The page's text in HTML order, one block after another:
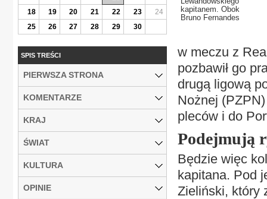
kapitanem. Obok
Bruno Fernandes
w meczu z
pozbawił go
drugą ligową
Nożnej
pleców i do
Podejmują
Będzie więc
kapitana. Pod
Zieliński, który
18
19 20 21 22 23
24
25
26 27 28 29 30
SPIS TREŚCI
PIERWSZA STRONA
KOMENTARZE
KRAJ
ŚWIAT
KULTURA
OPINIE